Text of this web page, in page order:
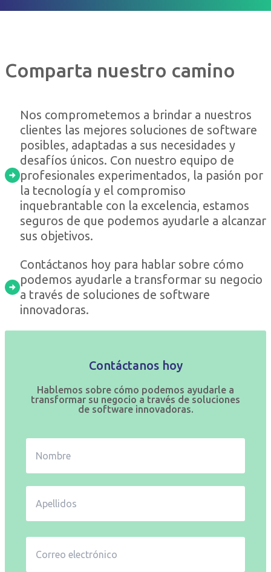
Comparta nuestro camino
Nos comprometemos a brindar a nuestros
clientes las mejores soluciones de software
posibles, adaptadas a sus necesidades y
desafíos únicos. Con nuestro equipo de
profesionales experimentados, la pasión por
la tecnología y el compromiso
inquebrantable con la excelencia, estamos
seguros de que podemos ayudarle a alcanzar
sus objetivos.
Contáctanos hoy para hablar sobre cómo
podemos ayudarle a transformar su negocio
a través de soluciones de software
innovadoras.
Contáctanos hoy
Hablemos sobre cómo podemos ayudarle a
transformar su negocio a través de soluciones
de software innovadoras.